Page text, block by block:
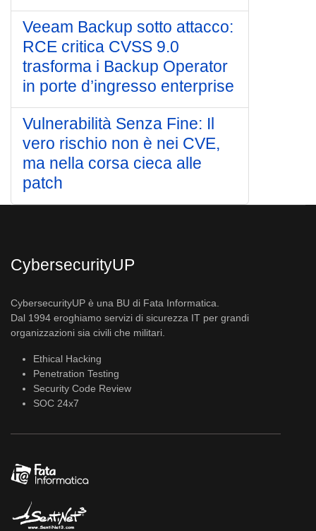
Veeam Backup sotto attacco:
RCE critica CVSS 9.0
trasforma i Backup Operator
in porte d’ingresso enterprise
Vulnerabilità Senza Fine: Il
vero rischio non è nei CVE,
ma nella corsa cieca alle
patch
CybersecurityUP
CybersecurityUP è una BU di Fata Informatica.
Dal 1994 eroghiamo servizi di sicurezza IT per grandi
organizzazioni sia civili che militari.
Ethical Hacking
Penetration Testing
Security Code Review
SOC 24x7